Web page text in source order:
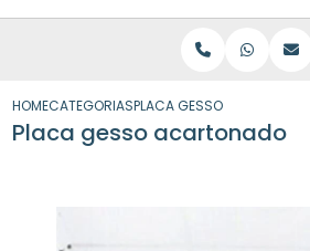
HOMECATEGORIASPLACA GESSO ACARTONADO
Placa gesso acartonado